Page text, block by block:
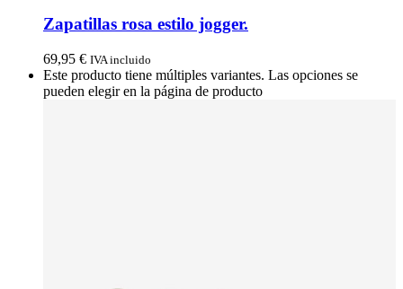
Zapatillas rosa estilo jogger.
69,95 € IVA incluido
Este producto tiene múltiples variantes. Las opciones se
pueden elegir en la página de producto